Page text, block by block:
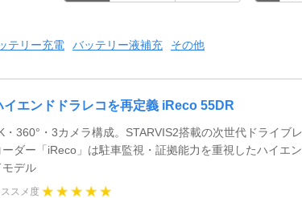
テリー充電 バッテリー液補充 その他
イエンドドラレコを再定義 iReco 55DR
・360°・3カメラ構成。STARVIS2搭載の次世代ドライブレ
ーダー「iReco」は駐車監視・証拠能力を重視したハイエン
モデル
スメ度